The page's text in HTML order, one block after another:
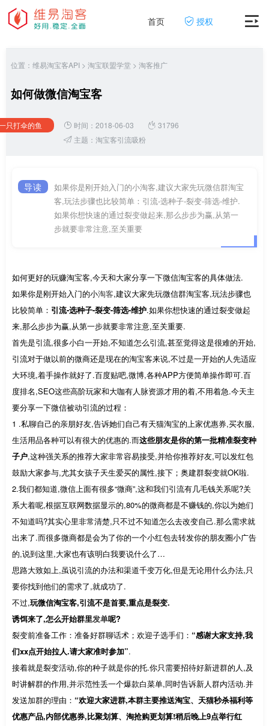
首页 授权
位置： 维易淘宝客API > 淘宝联盟学堂 > 淘客推广
如何做微信淘宝客
只打伞的鱼 时间：2018-06-03
31796
主题： 淘宝客引流吸粉
导读
如果你是刚开始入门的小淘客,建议大家先玩微信群淘宝
客,玩法步骤也比较简单：引流-选种子-裂变-筛选-维护.
如果你想快速的通过裂变做起来,那么步步为赢,从第一
步就要非常注意,至关重要
如何更好的玩赚淘宝客,今天和大家分享一下微信淘宝客的具体做法.
如果你是刚开始入门的小淘客,建议大家先玩微信群淘宝客,玩法步骤也
比较简单： 引流-选种子-裂变-筛选-维护.如果你想快速的通过裂变做起
来,那么步步为赢,从第一步就要非常注意,至关重要.
首先是引流,很多小白一开始,不知道怎么引流,甚至觉得这是很难的开始,
引流对于做以前的微商还是现在的淘宝客来说,不过是一开始的人先适应
大环境,着手操作就好了.百度贴吧,微博,各种APP方便简单操作即可.百
度排名,SEO这些高阶玩家和大咖有人脉资源才用的着,不用着急.今天主
要分享一下微信被动引流的过程：
1 .私聊自己的亲朋好友,告诉她们自己有天猫淘宝的上家优惠券,买衣服,
生活用品各种可以有很大的优惠的.而这些朋友是你的第一批精准裂变种
子户,这种强关系的推荐大家非常容易接受,并给你推荐好友,可以发红包
鼓励大家参与,尤其女孩子天生爱买的属性,接下；奥建群裂变就OK啦.
2.我们都知道,微信上面有很多“微商”,这和我们引流有几毛钱关系呢?关
系大着呢,根据互联网数据显示的,80%的微商都是不赚钱的,你以为她们
不知道吗?其实心里非常清楚,只不过不知道怎么去改变自己.那么需求就
出来了.而很多微商都是会为了你的一个小红包去转发你的朋友圈小广告
的,说到这里,大家也有该明白我要说什么了…
思路大致如上,虽说引流的办法和渠道千变万化,但是无论用什么办法,只
要你找到他们的需求了,就成功了.
不过,玩微信淘宝客,引流不是首要,重点是裂变.
诱饵来了,怎么开始群里发单呢?
裂变前准备工作：准备好群聊话术；欢迎子选手们： “感谢大家支持,我
们xx点开始拉人.请大家准时参加”.
接着就是裂变活动,你的种子就是你的托.你只需要招待好新进群的人,及
时讲解群的作用,并示范性丢一个爆款白菜单,同时告诉新人群内活动.并
发送加群的理由： “欢迎大家进群,本群主要推送淘宝、天猫秒杀福利等
优惠产品,内部优惠券,比聚划算、淘抢购更划算!稍后晚上9点举行红